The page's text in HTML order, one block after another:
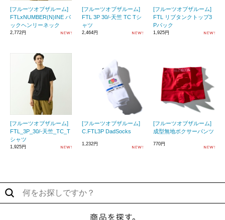
[フルーツオブザルーム]
FTLxNUMBER(N)INE パ
ックヘンリーネック
2,772円
[フルーツオブザルーム]
FTL 3P 30/-天竺 TC Tシ
ャツ
2,464円
[フルーツオブザルーム]
FTL リブタンクトップ3
Pパック
1,925円
[フルーツオブザルーム]
FTL_3P_30/-天竺_TC_T
シャツ
1,925円
[フルーツオブザルーム]
C.FTL3P DadSocks
1,232円
[フルーツオブザルーム]
成型無地ボクサーパンツ
770円